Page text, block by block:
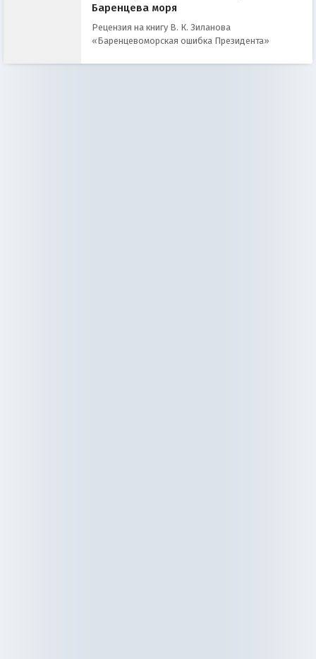
Баренцева моря
Рецензия на книгу В. К. Зиланова
«Баренцевоморская ошибка Президента»